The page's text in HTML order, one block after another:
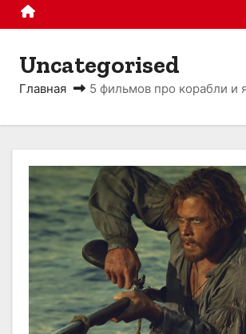
и
Uncategorised
Главная 5 фильмов про корабли и